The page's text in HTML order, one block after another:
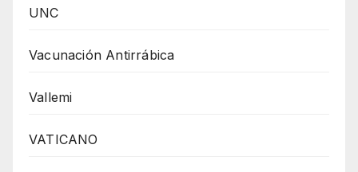
UNC
Vacunación Antirrábica
Vallemi
VATICANO